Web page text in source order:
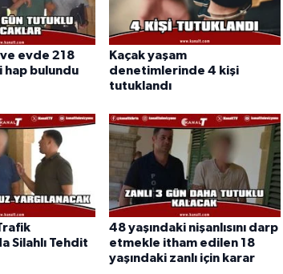
evde 218
bulundu
Kaçak yaşam
denetimlerinde 4 kişi
tutuklandı
Silahlı Tehdit
48 yaşındaki nişanlısını darp
etmekle itham edilen 18
yaşındaki zanlı için karar